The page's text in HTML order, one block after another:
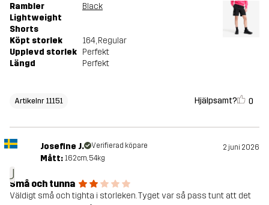
Rambler
Lightweight
Shorts
Black
Köpt storlek 164, Regular
Upplevd storlek Perfekt
Längd
Perfekt
Artikelnr 11151 Hjälpsamt? 0
J
Josefine J. Verifierad köpare 2 juni 2026
Mått: 162cm, 54kg
Små och tunna
Väldigt små och tighta i storleken. Tyget var så pass tunt att det